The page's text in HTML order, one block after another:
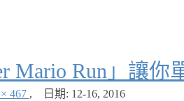
Run」讓你
467 , 日期: 12-16, 2016